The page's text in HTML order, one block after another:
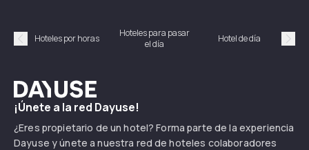
Précédent
Hoteles por horas
Hoteles para pasar
el día
Hotel de día
Dayuse
¡Únete a la red Dayuse!
¿Eres propietario de un hotel? Forma parte de la experiencia
Dayuse y únete a nuestra red de hoteles colaboradores